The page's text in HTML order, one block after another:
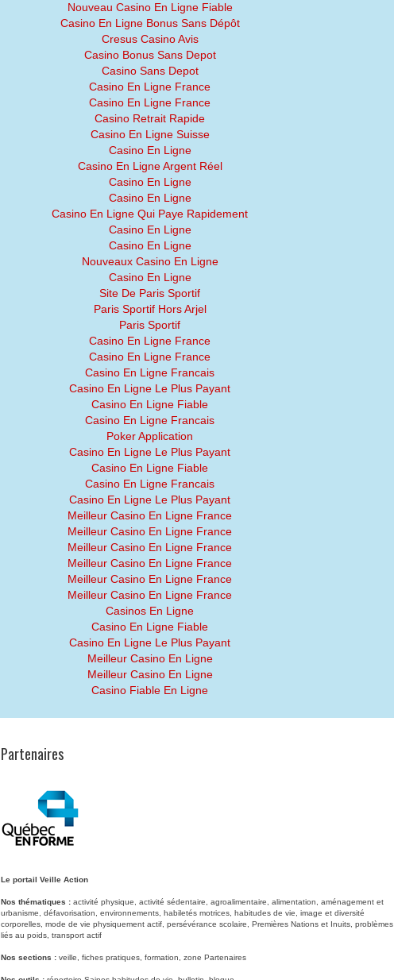
Nouveau Casino En Ligne Fiable
Casino En Ligne Bonus Sans Dépôt
Cresus Casino Avis
Casino Bonus Sans Depot
Casino Sans Depot
Casino En Ligne France
Casino En Ligne France
Casino Retrait Rapide
Casino En Ligne Suisse
Casino En Ligne
Casino En Ligne Argent Réel
Casino En Ligne
Casino En Ligne
Casino En Ligne Qui Paye Rapidement
Casino En Ligne
Casino En Ligne
Nouveaux Casino En Ligne
Casino En Ligne
Site De Paris Sportif
Paris Sportif Hors Arjel
Paris Sportif
Casino En Ligne France
Casino En Ligne France
Casino En Ligne Francais
Casino En Ligne Le Plus Payant
Casino En Ligne Fiable
Casino En Ligne Francais
Poker Application
Casino En Ligne Le Plus Payant
Casino En Ligne Fiable
Casino En Ligne Francais
Casino En Ligne Le Plus Payant
Meilleur Casino En Ligne France
Meilleur Casino En Ligne France
Meilleur Casino En Ligne France
Meilleur Casino En Ligne France
Meilleur Casino En Ligne France
Meilleur Casino En Ligne France
Casinos En Ligne
Casino En Ligne Fiable
Casino En Ligne Le Plus Payant
Meilleur Casino En Ligne
Meilleur Casino En Ligne
Casino Fiable En Ligne
Partenaires
Le portail Veille Action
Nos thématiques : activité physique, activité sédentaire, agroalimentaire, alimentation, aménagement et
urbanisme, défavorisation, environnements, habiletés motrices, habitudes de vie, image et diversité
corporelles, mode de vie physiquement actif, persévérance scolaire, Premières Nations et Inuits, problèmes
liés au poids, transport actif
Nos sections : veille, fiches pratiques, formation, zone Partenaires